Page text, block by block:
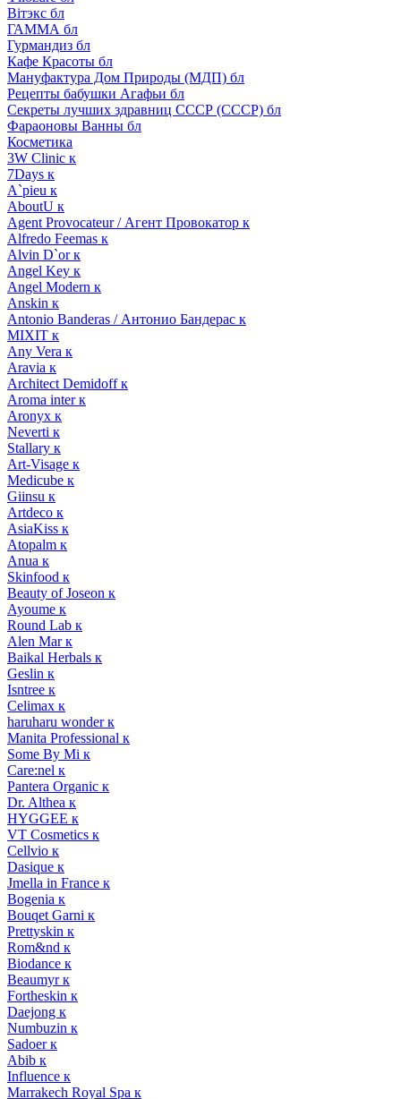
Вiтэкс бл
ГАММА бл
Гурмандиз бл
Кафе Красоты бл
Мануфактура Дом Природы (МДП) бл
Рецепты бабушки Агафьи бл
Секреты лучших здравниц СССР (СССР) бл
Фараоновы Ванны бл
Косметика
3W Clinic к
7Days к
A`pieu к
AboutU к
Agent Provocateur / Агент Провокатор к
Alfredo Feemas к
Alvin D`or к
Angel Key к
Angel Modern к
Anskin к
Antonio Banderas / Антонио Бандерас к
MIXIT к
Any Vera к
Aravia к
Architect Demidoff к
Aroma inter к
Aronyx к
Neverti к
Stallary к
Art-Visage к
Medicube к
Giinsu к
Artdeco к
AsiaKiss к
Atopalm к
Anua к
Skinfood к
Beauty of Joseon к
Ayoume к
Round Lab к
Alen Mar к
Baikal Herbals к
Geslin к
Isntree к
Celimax к
haruharu wonder к
Manita Professional к
Some By Mi к
Care:nel к
Pantera Organic к
Dr. Althea к
HYGGEE к
VT Cosmetics к
Cellvio к
Dasique к
Jmella in France к
Bogenia к
Bouqet Garni к
Prettyskin к
Rom&nd к
Biodance к
Beaumyr к
Fortheskin к
Daejong к
Numbuzin к
Sadoer к
Abib к
Influence к
Marrakech Royal Spa к